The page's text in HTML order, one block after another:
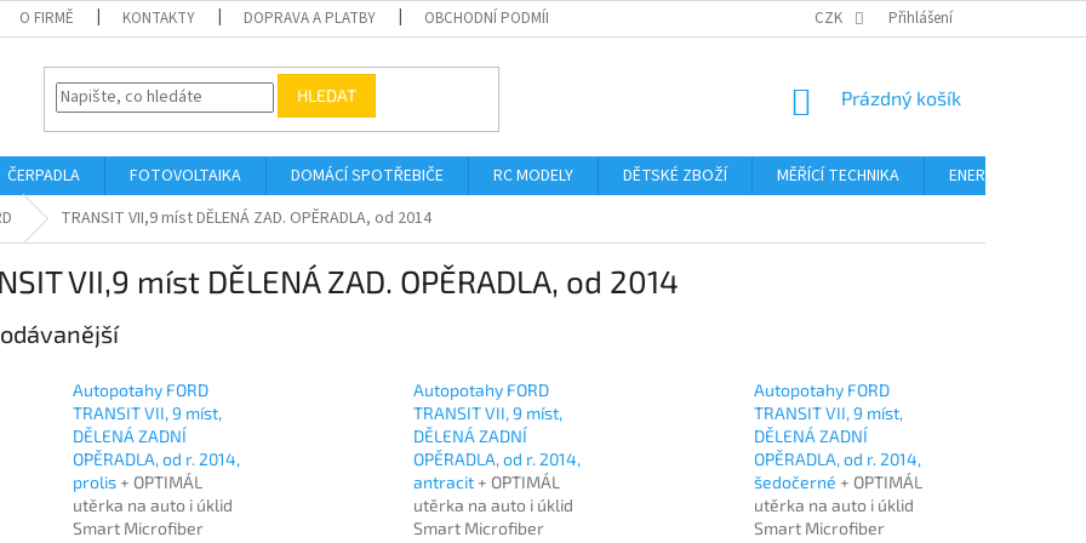
O FIRMĚ KONTAKTY DOPRAVA A PLATBY OBCHODNÍ PODMÍNKY PODMÍNKY OCHRANY OSOBNÍCH ÚDAJŮ FORMULÁŘ
CZK Přihlášení
HLEDAT
NÁKUPNÍ
Prázdný košík
ČERPADLA FOTOVOLTAIKA DOMÁCÍ SPOTŘEBIČE RC MODELY DĚTSKÉ ZBOŽÍ MĚŘÍCÍ TECHNIKA ENERGIE
TRANSIT VII,9 míst DĚLENÁ ZAD. OPĚRADLA, od 2014
VII,9 míst DĚLENÁ ZAD. OPĚRADLA, od 2014
Autopotahy FORD
TRANSIT VII, 9 míst,
DĚLENÁ ZADNÍ
OPĚRADLA, od r. 2014,
prolis + OPTIMÁL
utěrka na auto i úklid
Smart Microfiber
Autopotahy FORD
TRANSIT VII, 9 míst,
DĚLENÁ ZADNÍ
OPĚRADLA, od r. 2014,
antracit + OPTIMÁL
utěrka na auto i úklid
Smart Microfiber
Autopotahy FORD
TRANSIT VII, 9 míst,
DĚLENÁ ZADNÍ
OPĚRADLA, od r. 2014,
šedočerné + OPTIMÁL
utěrka na auto i úklid
Smart Microfiber